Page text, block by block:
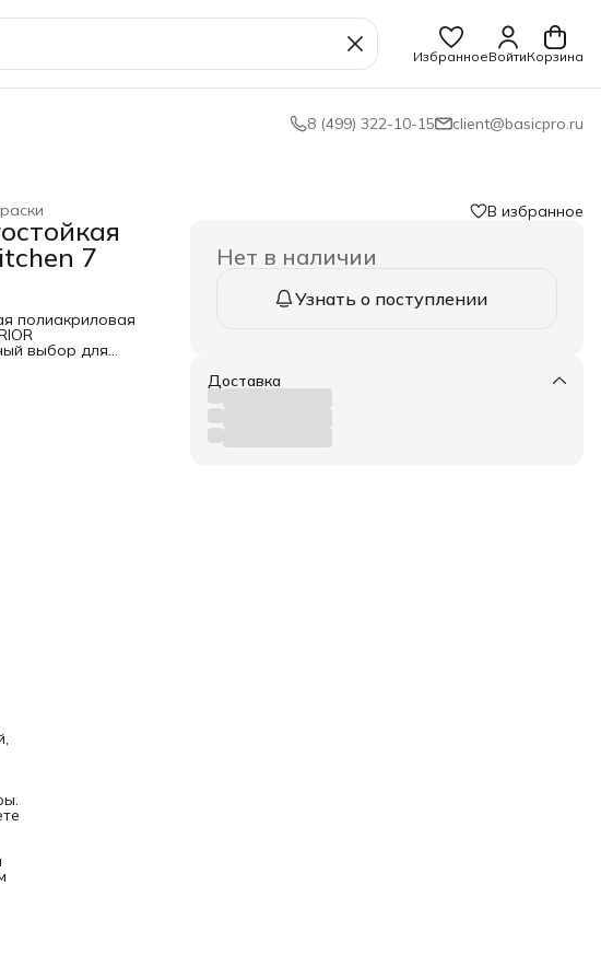
ИзбранноеВойтиКорзина
8 (499) 322-10-15 client@basicpro.ru
7
полиакриловая
выбор для
подходит
лечебно-
делает ее
атмосферы.
В избранное
Нет в наличии
Узнать о поступлении
Доставка